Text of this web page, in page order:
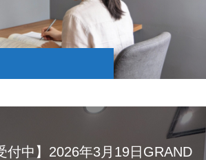
付中】2026年3月19日GRAND